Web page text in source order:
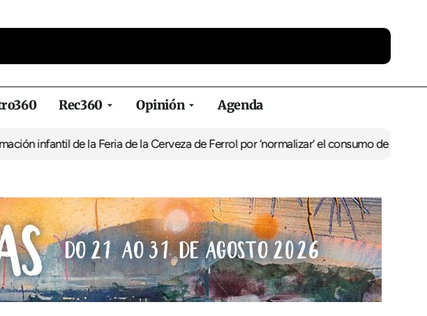
Rec360 Opinión Agenda
de la Feria de la Cerveza de Ferrol por ‘normalizar’ el consumo de alcoholDe